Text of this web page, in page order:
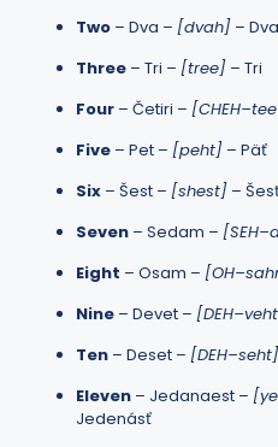
Two – Dva – [dvah] – Dva
Three – Tri – [tree] – Tri
Four – Četiri –
Five – Pet – [peht] – Päť
Six – Šest – [shest] –
Seven – Sedam –
Eight – Osam –
Nine – Devet –
Ten – Deset – [DEH–seht]
Eleven – Jedanaest –
Jedenásť